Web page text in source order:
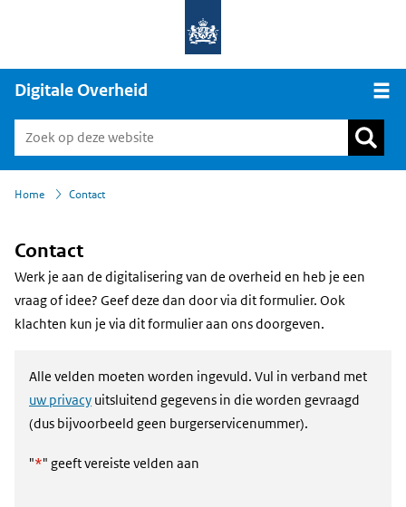
Digitale Overheid
Home
› Contact
Contact
Werk je aan de digitalisering van de overheid en heb je een
vraag of idee? Geef deze dan door via dit formulier. Ook
klachten kun je via dit formulier aan ons doorgeven.
Alle velden moeten worden ingevuld. Vul in verband met
uw privacy uitsluitend gegevens in die worden gevraagd
(dus bijvoorbeeld geen burgerservicenummer).
"*" geeft vereiste velden aan